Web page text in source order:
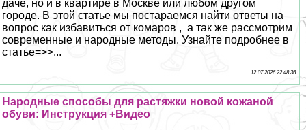
даче, но и в квартире в Москве или любом другом
городе. В этой статье мы постараемся найти ответы на
вопрос как избавиться от комаров , а так же рассмотрим
современные и народные методы. Узнайте подробнее в
статье=>>...
12 07 2026 22:48:36
Народные способы для растяжки новой кожаной
обуви: Инструкция +Видео